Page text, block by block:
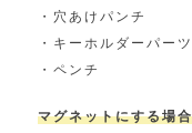
・穴あけパンチ
・キーホルダーパー
・ペンチ
マグネットにする場合